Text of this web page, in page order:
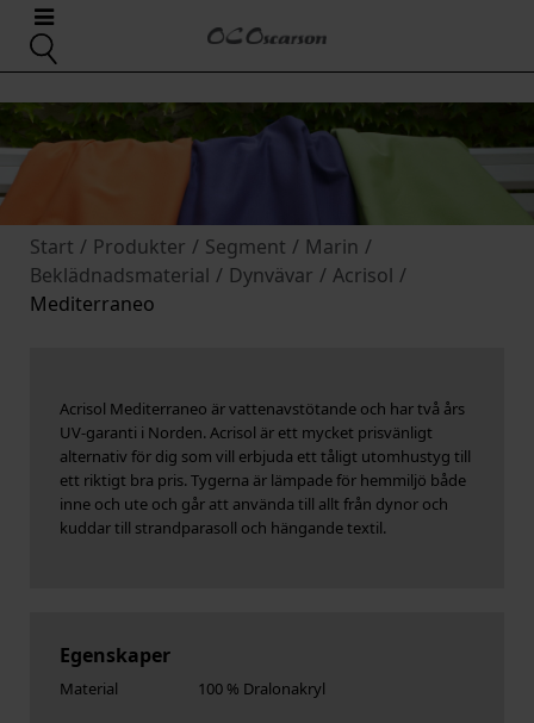
Start / Produkter / Segment / Marin /
Beklädnadsmaterial / Dynvävar / Acrisol /
Mediterraneo
Acrisol Mediterraneo är vattenavstötande och har två års
UV-garanti i Norden. Acrisol är ett mycket prisvänligt
alternativ för dig som vill erbjuda ett tåligt utomhustyg till
ett riktigt bra pris. Tygerna är lämpade för hemmiljö både
inne och ute och går att använda till allt från dynor och
kuddar till strandparasoll och hängande textil.
Egenskaper
Material 100 % Dralonakryl